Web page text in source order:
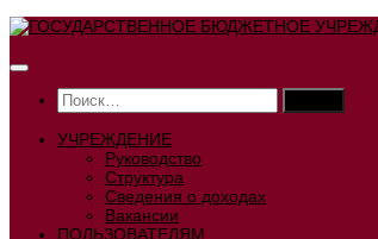
Перейти
содержимому
Найти:
УЧРЕЖДЕНИЕ
Руководство
Структура
Сведения о доходах
Вакансии
ПОЛЬЗОВАТЕЛЯМ